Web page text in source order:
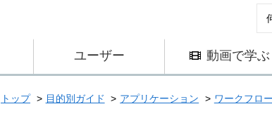
ユーザー 動画で学ぶ
トップ 目的別ガイド アプリケーション ワークフロー